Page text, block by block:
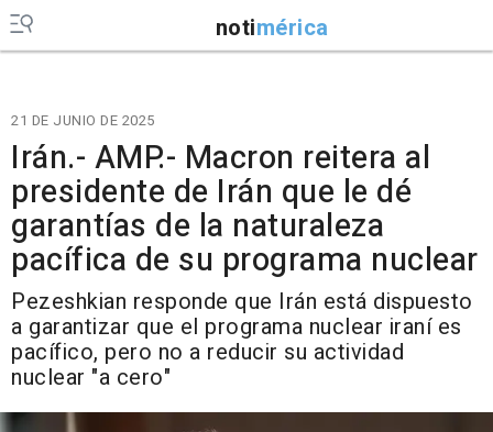
notimérica
21 DE JUNIO DE 2025
Irán.- AMP.- Macron reitera al
presidente de Irán que le dé
garantías de la naturaleza
pacífica de su programa nuclear
Pezeshkian responde que Irán está dispuesto
a garantizar que el programa nuclear iraní es
pacífico, pero no a reducir su actividad
nuclear "a cero"